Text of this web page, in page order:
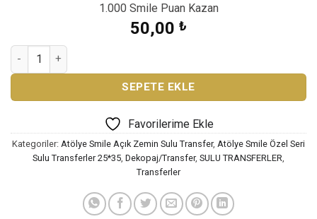
1.000 Smile Puan Kazan
50,00 ₺
ATÖLYE SMİLE ÖZEL SERİ SULU TRANSFER SML-1012 adet
SEPETE EKLE
Favorilerime Ekle
Kategoriler: Atölye Smile Açık Zemin Sulu Transfer, Atölye Smile Özel Seri
Sulu Transferler 25*35, Dekopaj/Transfer, SULU TRANSFERLER,
Transferler